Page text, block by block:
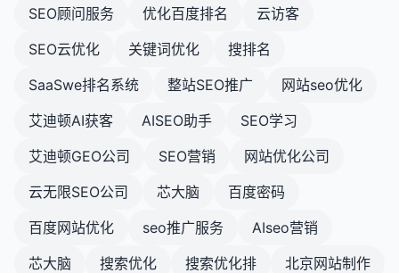
SEO顾问服务
优化百度排名
云访客
SEO云优化
关键词优化
搜排名
SaaSwe排名系统
整站SEO推广
网站seo优化
艾迪顿AI获客
AISEO助手
SEO学习
艾迪顿GEO公司
SEO营销
网站优化公司
云无限SEO公司
芯大脑
百度密码
百度网站优化
seo推广服务
AIseo营销
芯大脑
搜索优化 搜索优化排
北京网站制作